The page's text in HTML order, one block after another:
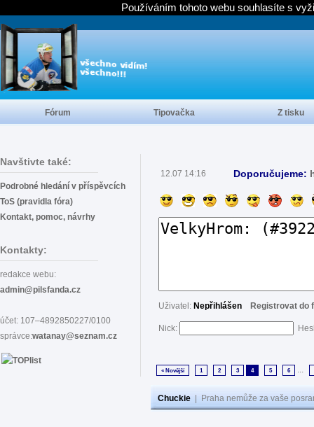
Navštivte také:
Podrobné hledání v příspěvcích
ToS (pravidla fóra)
Kontakt, pomoc, návrhy
Kontakty:
redakce webu:
admin@pilsfanda.cz
účet: 107–4892850227/0100
správce:watanay@seznam.cz
12.07 14:16 Doporučujeme:
Uživatel: Nepřihlášen Registrovat do
Nick:
« Novější 1 2 3 4 5 6 ...
Chuckie Praha nemůže za vaše
Fórum Tipovačka Z tisku
Používáním tohoto webu souhlasíte s